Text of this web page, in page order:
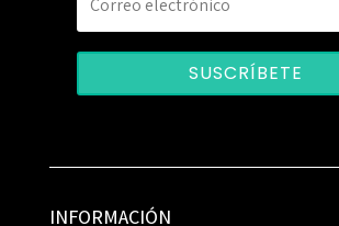
SUSCRÍBETE
INFORMACIÓN